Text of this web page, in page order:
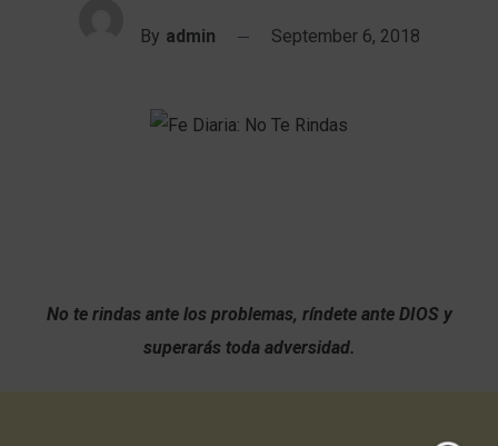
By admin September 6, 2018
No te rindas ante los problemas, ríndete ante DIOS y
superarás toda adversidad.